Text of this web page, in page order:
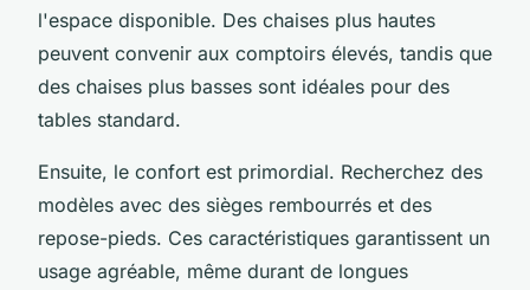
l'espace disponible. Des chaises plus hautes
peuvent convenir aux comptoirs élevés, tandis que
des chaises plus basses sont idéales pour des
tables standard.
Ensuite, le confort est primordial. Recherchez des
modèles avec des sièges rembourrés et des
repose-pieds. Ces caractéristiques garantissent un
usage agréable, même durant de longues